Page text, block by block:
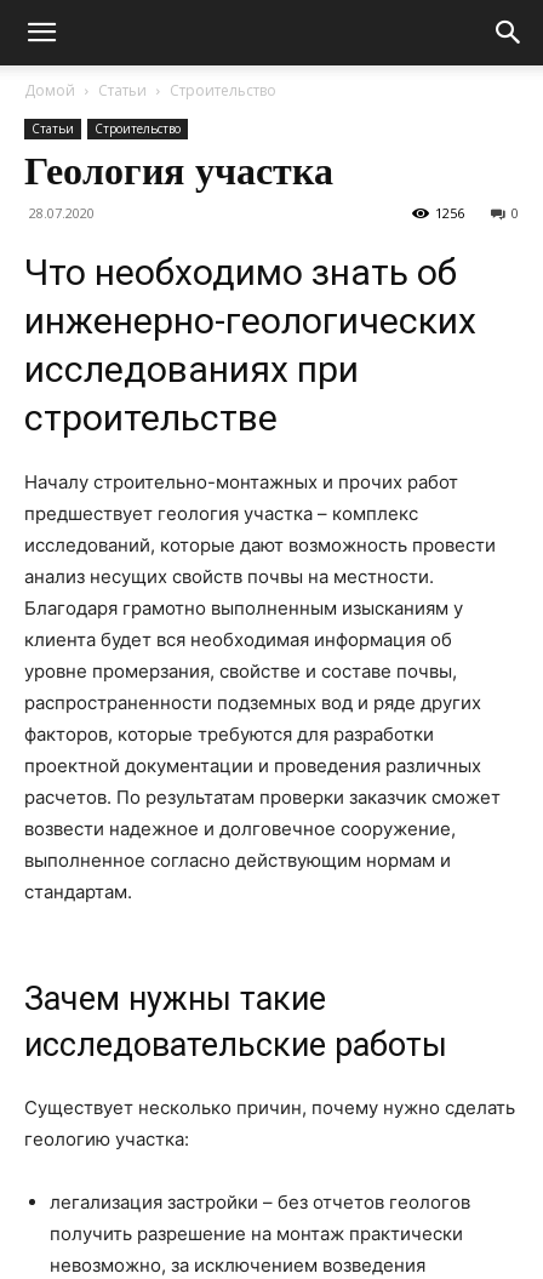
Домой Статьи Строительство
Статьи Строительство
Геология участка
28.07.2020 0
1256
Что необходимо знать об
инженерно-геологических
исследованиях при
строительстве
Началу строительно-монтажных и прочих работ
предшествует геология участка – комплекс
исследований, которые дают возможность провести
анализ несущих свойств почвы на местности.
Благодаря грамотно выполненным изысканиям у
клиента будет вся необходимая информация об
уровне промерзания, свойстве и составе почвы,
распространенности подземных вод и ряде других
факторов, которые требуются для разработки
проектной документации и проведения различных
расчетов. По результатам проверки заказчик сможет
возвести надежное и долговечное сооружение,
выполненное согласно действующим нормам и
стандартам.
Зачем нужны такие
исследовательские работы
Существует несколько причин, почему нужно сделать
геологию участка:
легализация застройки – без отчетов геологов
получить разрешение на монтаж практически
невозможно, за исключением возведения